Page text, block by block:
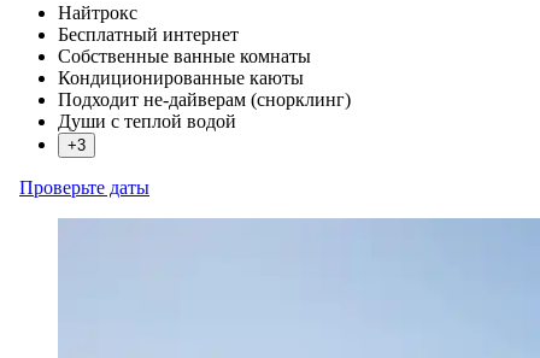
Найтрокс
Бесплатный интернет
Собственные ванные комнаты
Кондиционированные каюты
Подходит не-дайверам (снорклинг)
Души с теплой водой
+3
Проверьте даты